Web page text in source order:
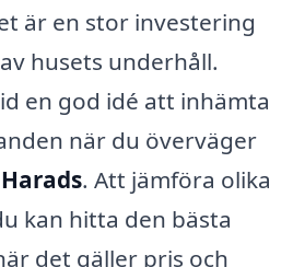
är en stor investering
husets underhåll.
en god idé att inhämta
när du överväger
. Att jämföra olika
kan hitta den bästa
det gäller pris och